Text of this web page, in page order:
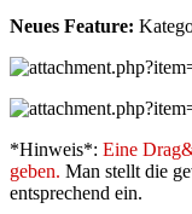
Neues Feature:
*Hinweis*: Eine
geben. Man stellt die
entsprechend ein.